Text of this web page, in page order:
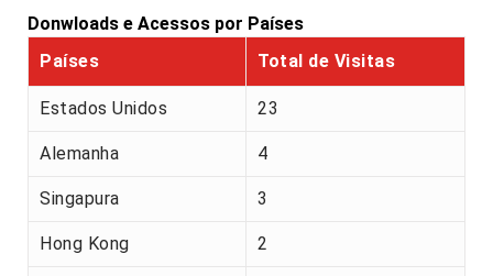
Donwloads e Acessos por Países
Países
Total de Visitas
Estados Unidos 23
Alemanha 4
Singapura 3
Hong Kong 2